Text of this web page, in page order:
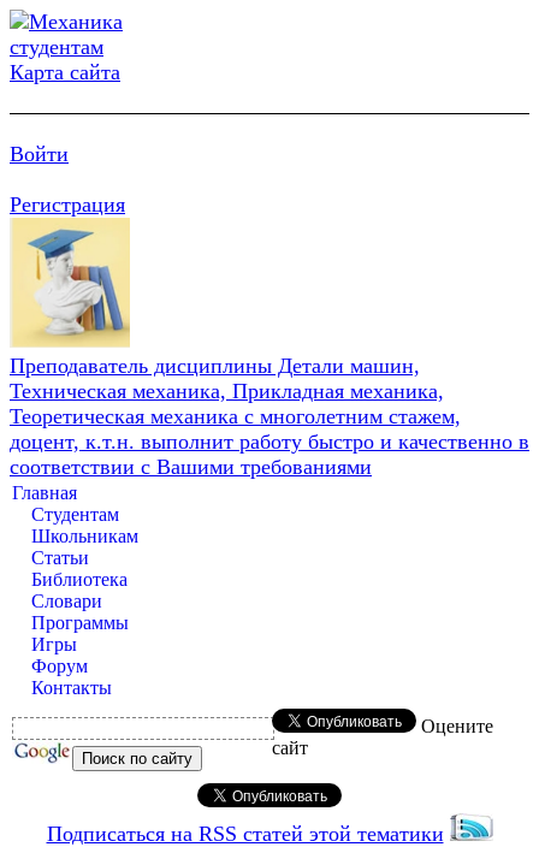
Карта сайта
Войти
Регистрация
Преподаватель дисциплины Детали машин,
Техническая механика, Прикладная механика,
Теоретическая механика с многолетним стажем,
доцент, к.т.н. выполнит работу быстро и качественно в
соответствии с Вашими требованиями
Главная
Студентам
Школьникам
Статьи
Библиотека
Словари
Программы
Игры
Форум
Контакты
Оцените
сайт
Подписаться на RSS статей этой тематики